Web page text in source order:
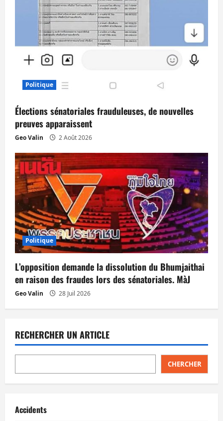
Politique
Élections sénatoriales frauduleuses, de nouvelles
preuves apparaissent
Geo Valin 2 Août 2026
Politique
L’opposition demande la dissolution du Bhumjaithai
en raison des fraudes lors des sénatoriales. MàJ
Geo Valin 28 Juil 2026
RECHERCHER UN ARTICLE
CHERCHER
Accidents